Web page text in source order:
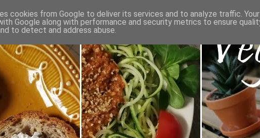
cookies from Google to deliver its services and to analyze traffic.
Google along with performance and security metrics to ensure
to detect and address abuse.